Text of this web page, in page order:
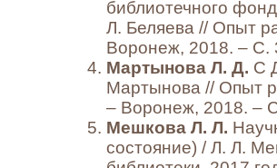
библиотечного
Л. Беляева // Опыт
Воронеж, 2018. – С.
Мартынова Л. Д. С
Мартынова // Опыт
– Воронеж, 2018. –
Мешкова Л. Л.
состояние) / Л. Л.